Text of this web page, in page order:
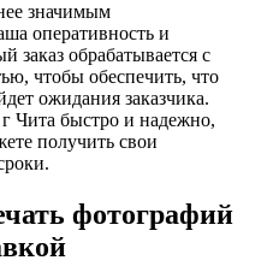
значимым
оперативность и
заказ обрабатывается с
чтобы обеспечить, что
ожидания заказчика.
г Чита быстро и надежно,
получить свои
фотографий